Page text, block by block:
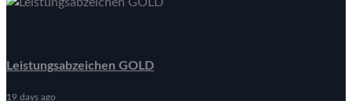
Leistungsabzeichen GOLD
19 days ago